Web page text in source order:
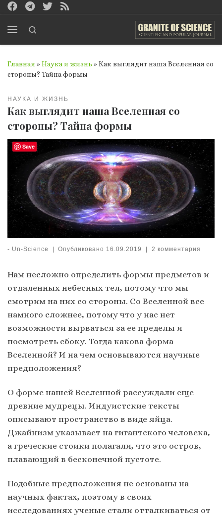
Перейти к содержимому
Главная » Наука и жизнь » Как выглядит наша Вселенная со
стороны? Тайна формы
НАУКА И ЖИЗНЬ
Как выглядит наша Вселенная со
стороны? Тайна формы
- Un-Science | Опубликовано 16.09.2019 | 2 комментария
Нам несложно определить формы предметов и
отдаленных небесных тел, потому что мы
смотрим на них со стороны. Со Вселенной все
намного сложнее, потому что у нас нет
возможности вырваться за ее пределы и
посмотреть сбоку. Тогда какова форма
Вселенной? И на чем основываются научные
предположения?
О форме нашей Вселенной рассуждали еще
древние мудрецы. Индуистские тексты
описывают пространство в виде яйца.
Джайнизм указывает на гигантского человека,
а греческие стоики полагали, что это остров,
плавающий в бесконечной пустоте.
Подобные предположения не основаны на
научных фактах, поэтому в своих
исследованиях ученые стали отталкиваться от
Save